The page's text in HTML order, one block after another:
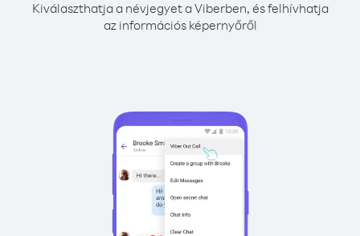
Kiválaszthatja a névjegyet a Viberben, és felhívhatja
az információs képernyőről